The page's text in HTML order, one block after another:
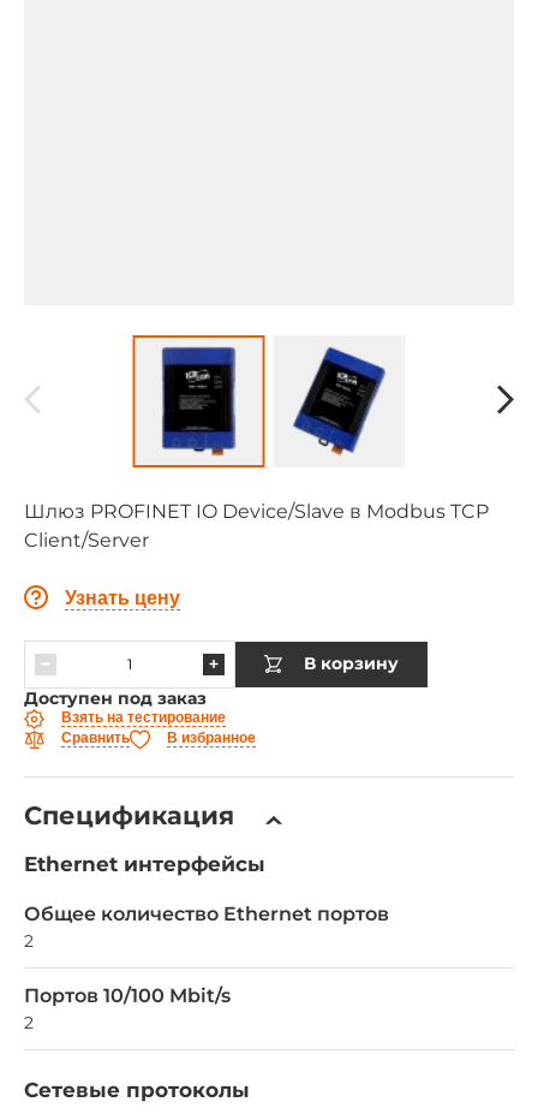
Шлюз PROFINET IO Device/Slave в Modbus TCP
Client/Server
Узнать цену
В корзину
Доступен под заказ
Взять на тестирование
Сравнить
В избранное
Спецификация
Ethernet интерфейсы
Общее количество Ethernet портов
2
Портов 10/100 Mbit/s
2
Сетевые протоколы